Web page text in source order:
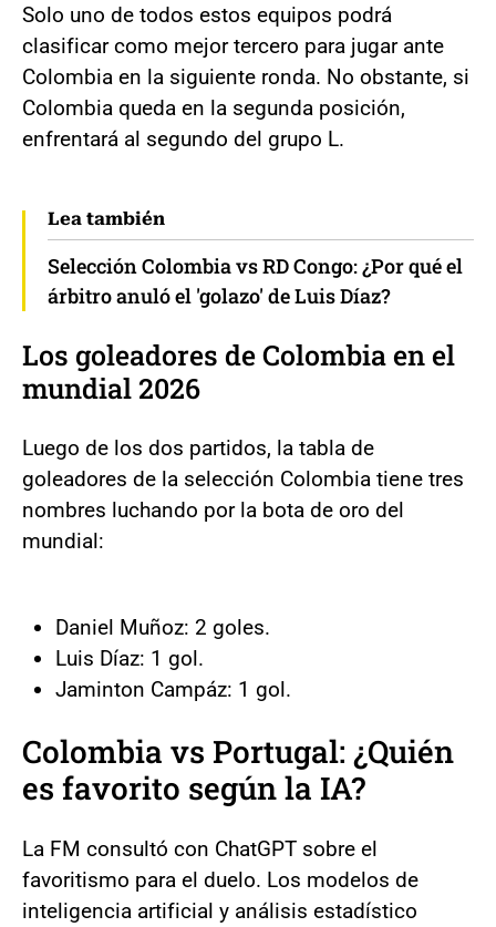
Solo uno de todos estos equipos podrá
clasificar como mejor tercero para jugar ante
Colombia en la siguiente ronda. No obstante, si
Colombia queda en la segunda posición,
enfrentará al segundo del grupo L.
Lea también
Selección Colombia vs RD Congo: ¿Por qué el
árbitro anuló el 'golazo' de Luis Díaz?
Los goleadores de Colombia en el
mundial 2026
Luego de los dos partidos, la tabla de
goleadores de la selección Colombia tiene tres
nombres luchando por la bota de oro del
mundial:
Daniel Muñoz: 2 goles.
Luis Díaz: 1 gol.
Jaminton Campáz: 1 gol.
Colombia vs Portugal: ¿Quién
es favorito según la IA?
La FM consultó con ChatGPT sobre el
favoritismo para el duelo. Los modelos de
inteligencia artificial y análisis estadístico